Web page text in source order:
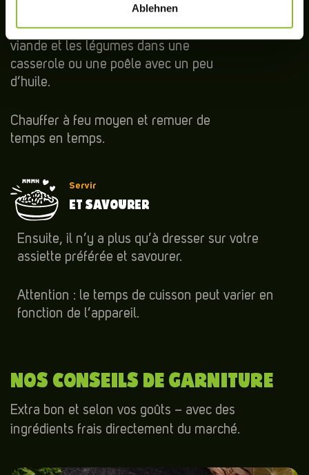
Ablehnen
Ouvrir les deux bols et ajouter
l’accompagnement et la sauce avec la
viande et les légumes dans une
casserole ou une poêle avec un peu
d’huile.
Chauffer à feu moyen et remuer de
temps en temps.
Servir
ET SAVOURER
Ensuite, il n’y a plus qu’à dresser sur votre
assiette préférée et savourer.
Attention : le temps de cuisson peut varier en
fonction de l’appareil.
NOS CONSEILS DE GARNITURE
Extra bon et selon vos goûts – avec des
ingrédients frais directement du marché.